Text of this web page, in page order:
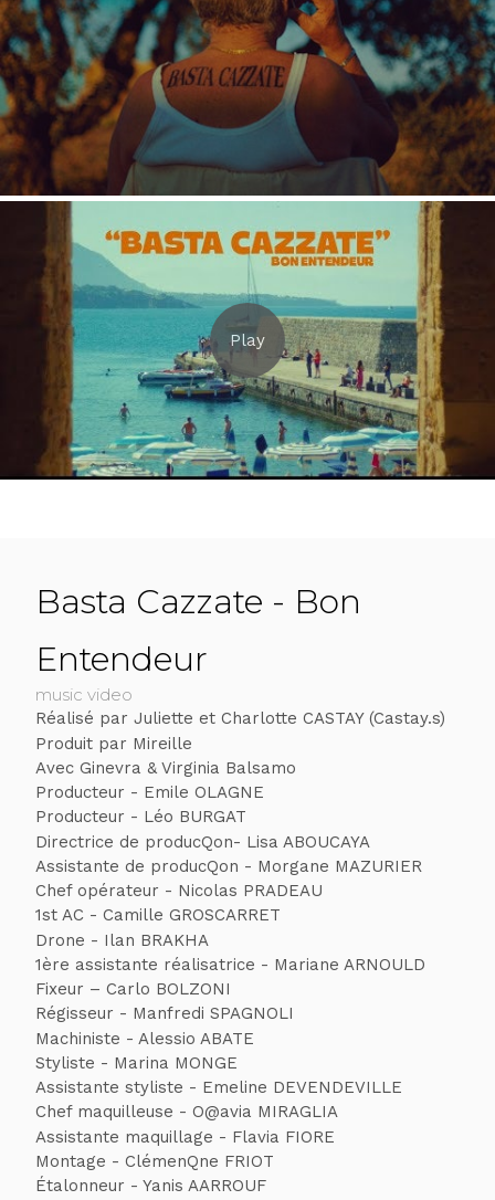
Basta Cazzate - Bon
Entendeur
music video
Réalisé par Juliette et Charlotte CASTAY (Castay.s)
Produit par Mireille
Avec Ginevra & Virginia Balsamo
Producteur - Emile OLAGNE
Producteur - Léo BURGAT
Directrice de producQon- Lisa ABOUCAYA
Assistante de producQon - Morgane MAZURIER
Chef opérateur - Nicolas PRADEAU
1st AC - Camille GROSCARRET
Drone - Ilan BRAKHA
1ère assistante réalisatrice - Mariane ARNOULD
Fixeur – Carlo BOLZONI
Régisseur - Manfredi SPAGNOLI
Machiniste - Alessio ABATE
Styliste - Marina MONGE
Assistante styliste - Emeline DEVENDEVILLE
Chef maquilleuse - O@avia MIRAGLIA
Assistante maquillage - Flavia FIORE
Montage - ClémenQne FRIOT
Étalonneur - Yanis AARROUF